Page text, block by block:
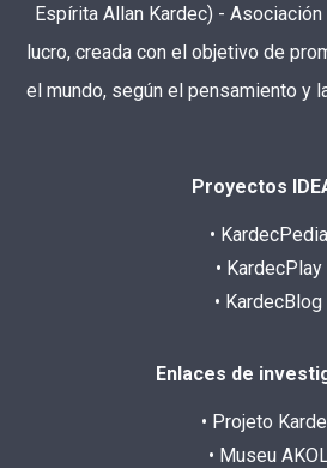
Espírita Allan Kardec) -
lucro, creada con el objetivo de
el mundo, según el pensamiento y
Proyectos
• KardecPedia
• KardecPlay
• KardecBlog
Enlaces de
• Projeto
• Museu